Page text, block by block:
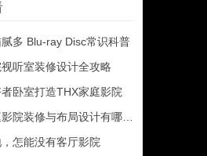
多 Blu-ray Disc常识科普
听室装修设计全攻略
卧室打造THX家庭影院
装修与布局设计有哪些事项？
怎能没有客厅影院